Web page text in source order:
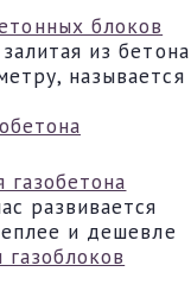
блоков
из бетона
называется
развивается
и дешевле